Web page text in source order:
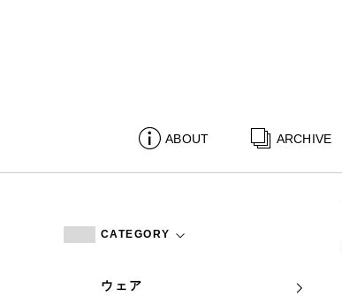
ABOUT ARCHIVE
CATEGORY
ウェア